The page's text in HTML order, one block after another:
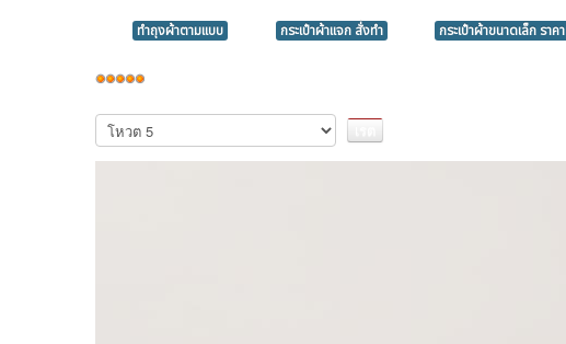
ทำถุงผ้าตามแบบ กระเป๋าผ้าแจก สั่งทำ กระเป๋าผ้าขนาดเล็ก ราคา
ให้
เรต
สมาชิก:5/5
กรุณา
ให้
คะแนน